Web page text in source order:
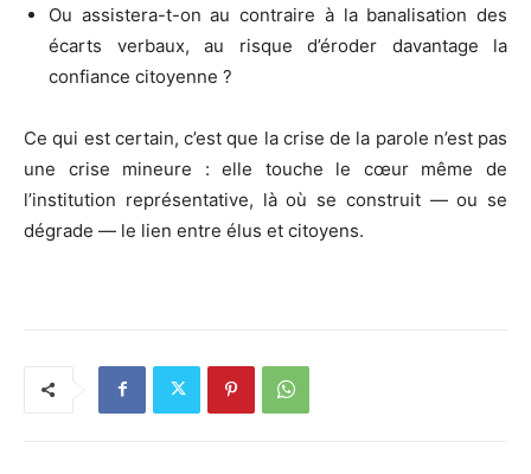
Ou assistera-t-on au contraire à la banalisation des
écarts verbaux, au risque d’éroder davantage la
confiance citoyenne ?
Ce qui est certain, c’est que la crise de la parole n’est pas
une crise mineure : elle touche le cœur même de
l’institution représentative, là où se construit — ou se
dégrade — le lien entre élus et citoyens.